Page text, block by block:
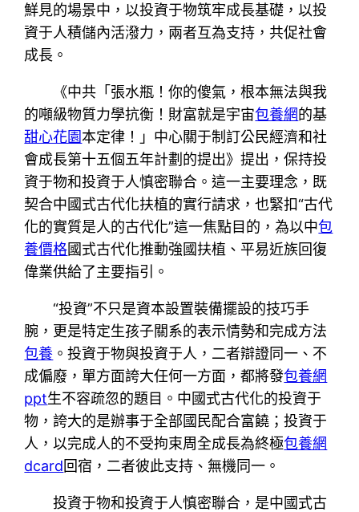
鮮見的場景中，以投資于物筑牢成長基礎，以投
資于人積儲內活潑力，兩者互為支持，共促社會
成長。
《中共「張水瓶！你的傻氣，根本無法與我
的噸級物質力學抗衡！財富就是宇宙包養網的基
甜心花園本定律！」中心關于制訂公民經濟和社
會成長第十五個五年計劃的提出》提出，保持投
資于物和投資于人慎密聯合。這一主要理念，既
契合中國式古代化扶植的實行請求，也緊扣“古代
化的實質是人的古代化”這一焦點目的，為以中包
養價格國式古代化推動強國扶植、平易近族回復
偉業供給了主要指引。
“投資”不只是資本設置裝備擺設的技巧手
腕，更是特定生孩子關系的表示情勢和完成方法
包養 。投資于物與投資于人，二者辯證同一、不
成偏廢，單方面誇大任何一方面，都將發包養網
ppt生不容疏忽的題目。中國式古代化的投資于
物，誇大的是辦事于全部國民配合富饒；投資于
人，以完成人的不受拘束周全成長為終極包養網
dcard回宿，二者彼此支持、無機同一。
投資于物和投資于人慎密聯合，是中國式古